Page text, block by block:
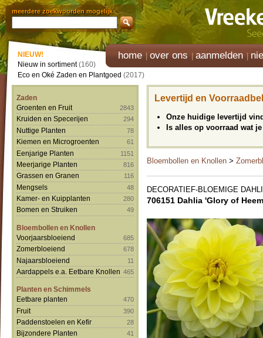
meerdere zoekwoorden mogelijk
home over ons aanmelden
NIEUW!
Nieuw in sortiment(160)
Eco en Oké Zaden en Plantgoed (2017)
Zaden
Groenten en Fruit
2843
Kruiden en Specerijen 294
Nuttige Planten 78
Kiemen en Microgroenten 61
Eenjarige Planten 1151
Meerjarige Planten 816
Grassen en Granen 116
Mengsels 48
Kamer- en Kuipplanten 280
Bomen en Struiken 49
Bloembollen en Knollen
Voorjaarsbloeiend
685
Zomerbloeiend 678
Najaarsbloeiend 11
Aardappels e.a. Eetbare Knollen 465
Planten en Schimmels
Eetbare planten
470
Fruit 390
Paddenstoelen en Kefir 28
Bijzondere Planten 41
Levertijd en
Onze huidige levertijd
Is alles op voorraad wat
Bloembollen en Knollen >
DECORATIEF-BLOEMIGE
706151 Dahlia 'Glory of